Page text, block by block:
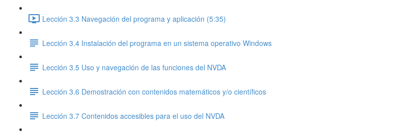
Lección 3.3 Navegación del programa y aplicación (5:35)
Lección 3.4 Instalación del programa en un sistema operativo Windows
Lección 3.5 Uso y navegación de las funciones del NVDA
Lección 3.6 Demostración con contenidos matemáticos y/o científicos
Lección 3.7 Contenidos accesibles para el uso del NVDA